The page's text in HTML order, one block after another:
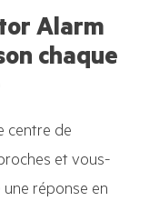
Alarm
chaque
centre de
et vous-
réponse en